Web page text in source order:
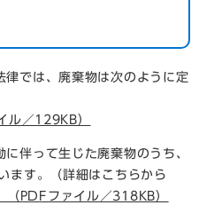
律では、廃棄物は次のように定
ル／129KB）
伴って生じた廃棄物のうち、
ます。（詳細はこちらから
（PDFファイル／318KB）